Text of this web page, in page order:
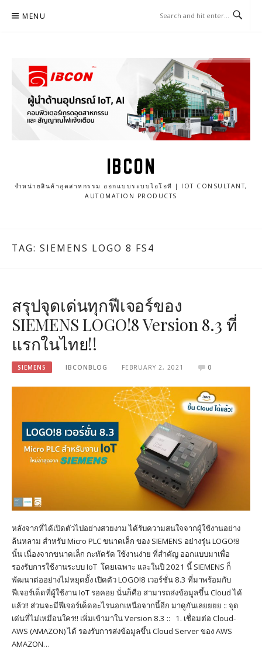
MENU
IBCON
จำหน่ายสินค้าอุตสาหกรรม ออกแบบระบบไอโอที | IOT CONSULTANT,
AUTOMATION PRODUCTS
TAG: SIEMENS LOGO 8 FS4
สรุปจุดเด่นทุกฟีเจอร์ของ
SIEMENS LOGO!8 Version 8.3 ที่
แรกในไทย!!
SIEMENS IBCONBLOG FEBRUARY 2, 2021 0
หลังจากที่ได้เปิดตัวไปอย่างสวยงาม ได้รับความสนใจจากผู้ใช้งานอย่าง
ล้นหลาม สำหรับ Micro PLC ขนาดเล็ก ของ SIEMENS อย่างรุ่น LOGO!8
นั้น เนื่องจากขนาดเล็ก กะทัดรัด ใช้งานง่าย ที่สำคัญ ออกแบบมาเพื่อ
รองรับการใช้งานระบบ IoT โดยเฉพาะ และในปี 2021 นี้ SIEMENS ก็
พัฒนาต่ออย่างไม่หยุดยั้ง เปิดตัว LOGO!8 เวอร์ชั่น 8.3 ที่มาพร้อมกับ
ฟีเจอร์เด็ดที่ผู้ใช้งาน IoT รอคอย นั่นก็คือ สามารถส่งข้อมูลขึ้น Cloud ได้
แล้ว!! ส่วนจะมีฟีเจอร์เด็ดอะไรนอกเหนือจากนี้อีก มาดูกันเลยยยย :: จุด
เด่นที่ไม่เหมือนใคร!! เพิ่มเข้ามาใน Version 8.3 :: 1. เชื่อมต่อ Cloud-
AWS (AMAZON) ได้ รองรับการส่งข้อมูลขึ้น Cloud Server ของ AWS
AMAZON…